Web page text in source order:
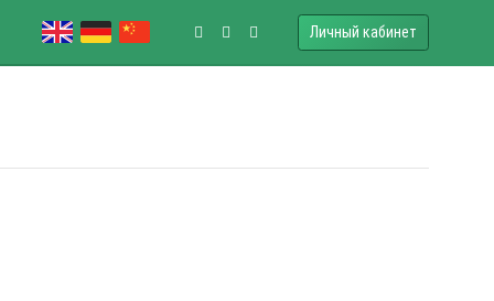
Личный кабинет